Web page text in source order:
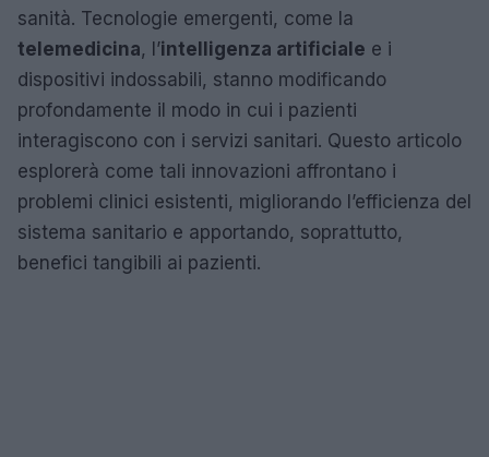
sanità. Tecnologie emergenti, come la
telemedicina, l’intelligenza artificiale e i
dispositivi indossabili, stanno modificando
profondamente il modo in cui i pazienti
interagiscono con i servizi sanitari. Questo articolo
esplorerà come tali innovazioni affrontano i
problemi clinici esistenti, migliorando l’efficienza del
sistema sanitario e apportando, soprattutto,
benefici tangibili ai pazienti.